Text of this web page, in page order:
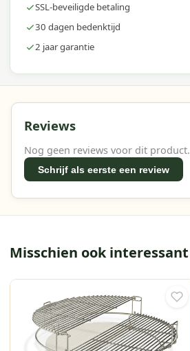
SSL-beveiligde betaling
30 dagen bedenktijd
2 jaar garantie
Reviews
Nog geen reviews voor dit product.
Schrijf als eerste een review
Misschien ook interessant